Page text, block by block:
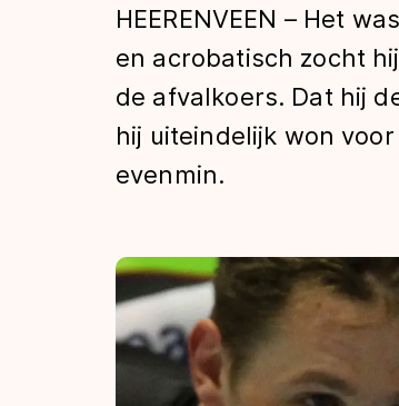
Tijden &
De weg op
Schaatsfans
Olympische
HEERENVEEN – Het
en acrobatisch zocht
de afvalkoers. Dat hij
hij uiteindelijk won
evenmin.